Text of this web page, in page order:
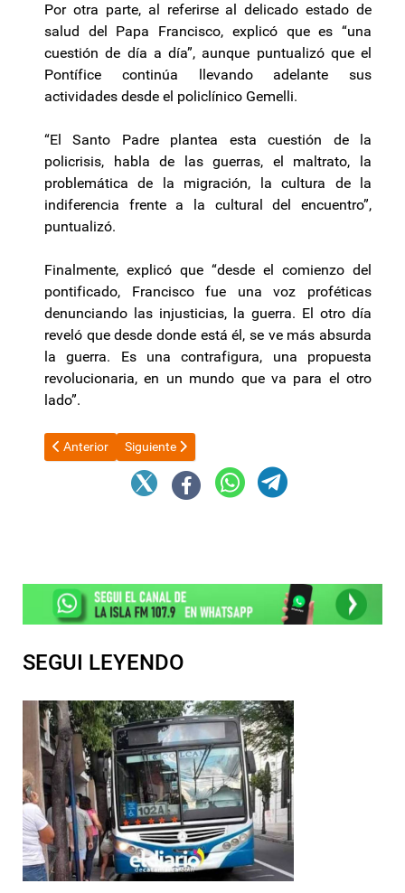
Por otra parte, al referirse al delicado estado de
salud del Papa Francisco, explicó que es “una
cuestión de día a día”, aunque puntualizó que el
Pontífice continúa llevando adelante sus
actividades desde el policlínico Gemelli.
“El Santo Padre plantea esta cuestión de la
policrisis, habla de las guerras, el maltrato, la
problemática de la migración, la cultura de la
indiferencia frente a la cultural del encuentro”,
puntualizó.
Finalmente, explicó que “desde el comienzo del
pontificado, Francisco fue una voz proféticas
denunciando las injusticias, la guerra. El otro día
reveló que desde donde está él, se ve más absurda
la guerra. Es una contrafigura, una propuesta
revolucionaria, en un mundo que va para el otro
lado”.
Artículo anterior: Aseguran que Manuel Adorni quiere
Anterior Artículo siguiente: Graciela Camaño afirma que el
Siguiente
SEGUI LEYENDO